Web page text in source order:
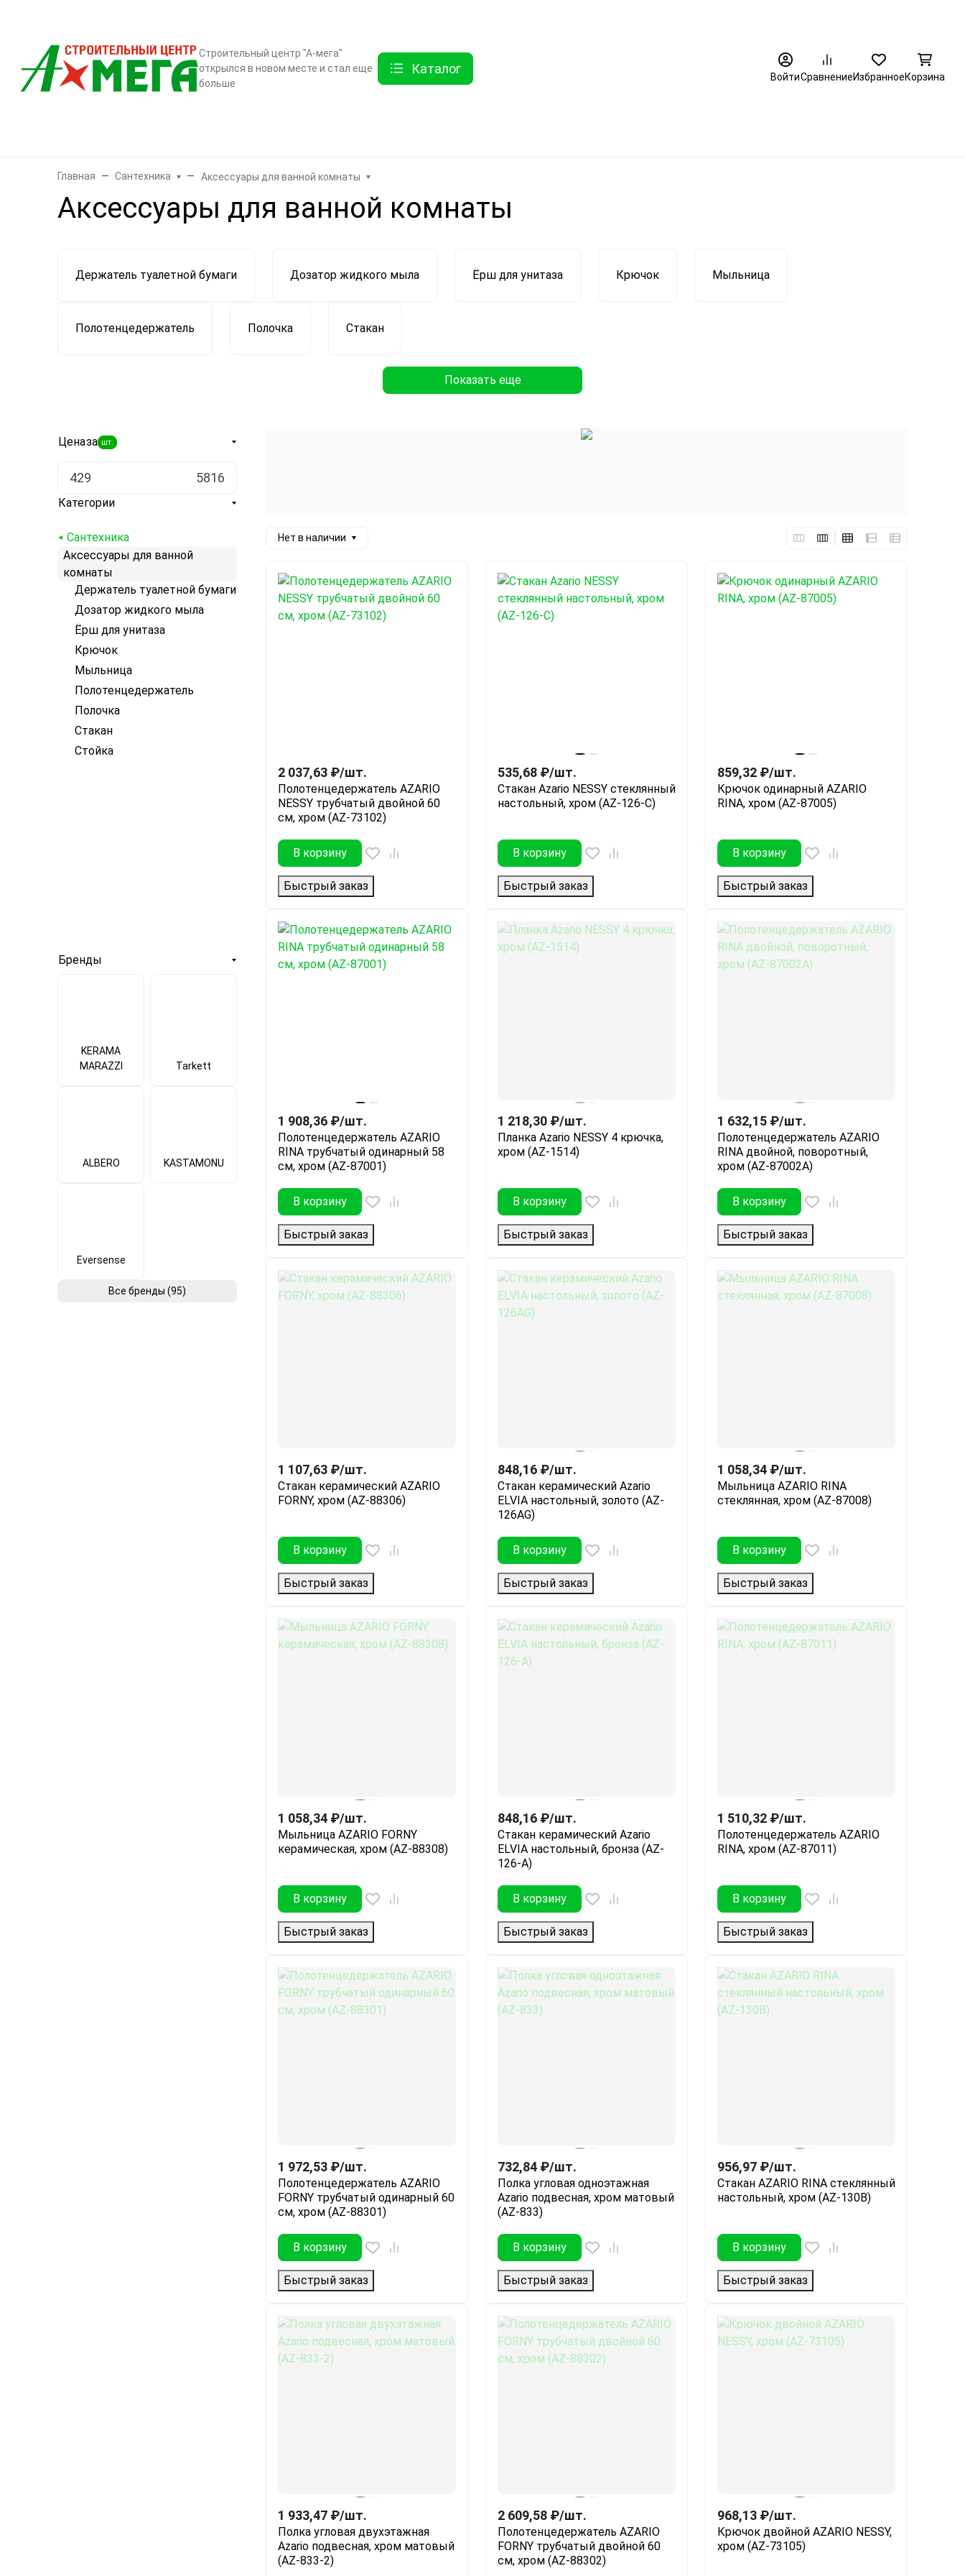
Строительный центр "А-мега"
открылся в новом месте и стал еще
больше
Каталог
ВойтиСравнениеИзбранноеКорзина
Главная Сантехника Аксессуары для ванной комнаты
Аксессуары для ванной комнаты
Держатель туалетной бумаги Дозатор жидкого мыла Ёрш для унитаза Крючок Мыльница
Полотенцедержатель Полочка Стакан
Показать еще
Ценаза шт.
Категории
Сантехника
Аксессуары для ванной
комнаты
Держатель туалетной бумаги
Дозатор жидкого мыла
Ёрш для унитаза
Крючок
Мыльница
Полотенцедержатель
Полочка
Стакан
Стойка
Бренды
KERAMA
MARAZZI
Tarkett
ALBERO KASTAMONU
Eversense
Все бренды (95)
Нет в наличии
2 037,63 ₽/шт.
Полотенцедержатель AZARIO
NESSY трубчатый двойной 60
см, хром (AZ-73102)
В корзину
Быстрый заказ
535,68 ₽/шт.
Стакан Azario NESSY стеклянный
настольный, хром (AZ-126-C)
В корзину
Быстрый заказ
859,32 ₽/шт.
Крючок одинарный AZARIO
RINA, хром (AZ-87005)
В корзину
Быстрый заказ
1 908,36 ₽/шт.
Полотенцедержатель AZARIO
RINA трубчатый одинарный 58
см, хром (AZ-87001)
В корзину
Быстрый заказ
1 218,30 ₽/шт.
Планка Azario NESSY 4 крючка,
хром (AZ-1514)
В корзину
Быстрый заказ
1 632,15 ₽/шт.
Полотенцедержатель AZARIO
RINA двойной, поворотный,
хром (AZ-87002A)
В корзину
Быстрый заказ
1 107,63 ₽/шт.
Стакан керамический AZARIO
FORNY, хром (AZ-88306)
В корзину
Быстрый заказ
848,16 ₽/шт.
Стакан керамический Azario
ELVIA настольный, золото (AZ-
126AG)
В корзину
Быстрый заказ
1 058,34 ₽/шт.
Мыльница AZARIO RINA
стеклянная, хром (AZ-87008)
В корзину
Быстрый заказ
1 058,34 ₽/шт.
Мыльница AZARIO FORNY
керамическая, хром (AZ-88308)
В корзину
Быстрый заказ
848,16 ₽/шт.
Стакан керамический Azario
ELVIA настольный, бронза (AZ-
126-A)
В корзину
Быстрый заказ
1 510,32 ₽/шт.
Полотенцедержатель AZARIO
RINA, хром (AZ-87011)
В корзину
Быстрый заказ
1 972,53 ₽/шт.
Полотенцедержатель AZARIO
FORNY трубчатый одинарный 60
см, хром (AZ-88301)
В корзину
Быстрый заказ
732,84 ₽/шт.
Полка угловая одноэтажная
Azario подвесная, хром матовый
(AZ-833)
В корзину
Быстрый заказ
956,97 ₽/шт.
Стакан AZARIO RINA стеклянный
настольный, хром (AZ-130B)
В корзину
Быстрый заказ
1 933,47 ₽/шт.
Полка угловая двухэтажная
Azario подвесная, хром матовый
(AZ-833-2)
2 609,58 ₽/шт.
Полотенцедержатель AZARIO
FORNY трубчатый двойной 60
см, хром (AZ-88302)
968,13 ₽/шт.
Крючок двойной AZARIO NESSY,
хром (AZ-73105)